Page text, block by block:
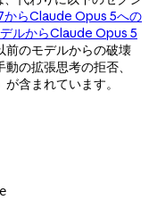
らClaude Opus 5への
ルからClaude Opus 5
前のモデルからの破壊
の拡張思考の拒否、
含まれています。